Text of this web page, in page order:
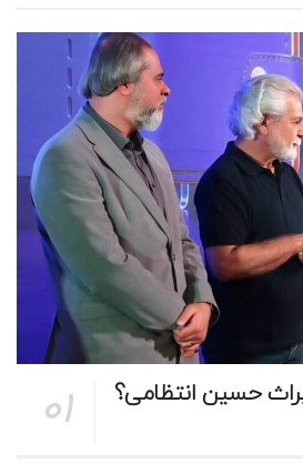
حسین انتظامی؟